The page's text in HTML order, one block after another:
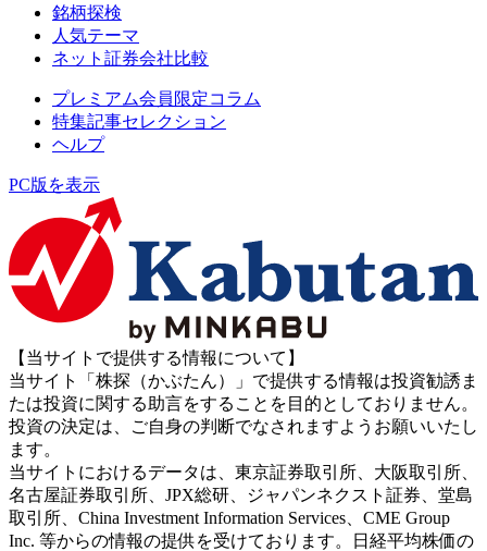
銘柄探検
人気テーマ
ネット証券会社比較
プレミアム会員限定コラム
特集記事セレクション
ヘルプ
PC版を表示
【当サイトで提供する情報について】
当サイト「株探（かぶたん）」で提供する情報は投資勧誘ま
たは投資に関する助言をすることを目的としておりません。
投資の決定は、ご自身の判断でなされますようお願いいたし
ます。
当サイトにおけるデータは、東京証券取引所、大阪取引所、
名古屋証券取引所、JPX総研、ジャパンネクスト証券、堂島
取引所、China Investment Information Services、CME Group
Inc. 等からの情報の提供を受けております。日経平均株価の